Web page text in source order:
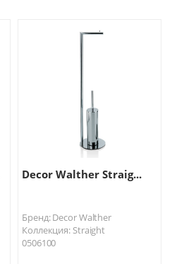
Decor Walther Straig...
Бренд: Decor Walther
Коллекция: Straight
0506100